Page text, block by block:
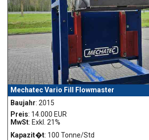
Mechatec Vario Fill Flowmaster
Baujahr: 2015
Preis: 14.000 EUR
MwSt: Exkl. 21%
Kapazit�t: 100 Tonne/Std